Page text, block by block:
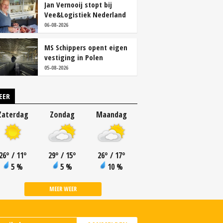
Jan Vernooij stopt bij
Vee&Logistiek Nederland
06-08-2026
MS Schippers opent eigen
vestiging in Polen
05-08-2026
° / 11°
5 %
Zondag
29° / 15°
5 %
Maandag
26° / 17°
10 %
MEER WEER